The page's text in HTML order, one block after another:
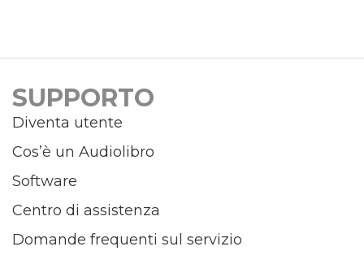
SUPPORTO
Diventa utente
Cos’è un Audiolibro
Software
Centro di assistenza
Domande frequenti sul servizio